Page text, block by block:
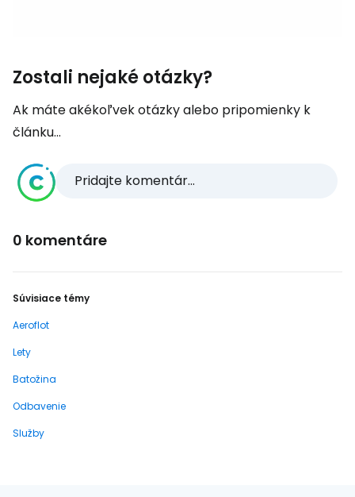
Zostali nejaké otázky?
Ak máte akékoľvek otázky alebo pripomienky k
článku...
Pridajte komentár...
0 komentáre
Súvisiace témy
Aeroflot
Lety
Batožina
Odbavenie
Služby